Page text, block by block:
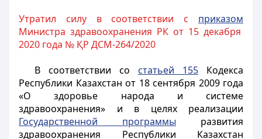
Утратил силу в соответствии с приказом
Министра здравоохранения РК от 15 декабря
2020 года № ҚР ДСМ-264/2020
В соответствии со статьей 155Кодекса
Республики Казахстан от 18 сентября 2009 года
«О здоровье народа и системе
здравоохранения» и в целях реализации
Государственной программы развития
здравоохранения Республики Казахстан